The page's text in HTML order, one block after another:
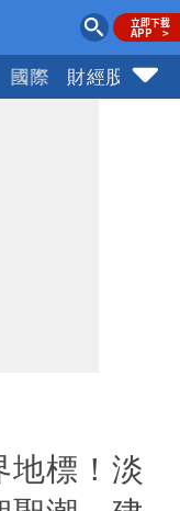
國際 財經股市
地標！淡